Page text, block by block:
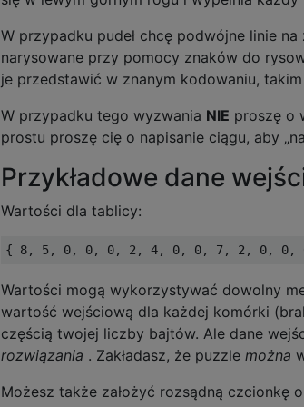
W przypadku pudeł chcę podwójne linie
narysowane przy pomocy znaków do
je przedstawić w znanym kodowaniu,
W przypadku tego wyzwania NIE proszę o
prostu proszę cię o napisanie ciągu, aby
Przykładowe dane
Wartości dla tablicy:
Wartości mogą wykorzystywać dowolny
wartość wejściową dla każdej komórki
częścią twojej liczby bajtów. Ale dane
rozwiązania . Zakładasz, że puzzle można
Możesz także założyć rozsądną czcionkę